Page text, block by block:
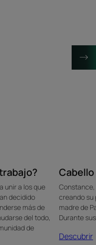
unir a los que
decidido
más de
del todo,
de
creando su
madre de
Durante
Descubrir